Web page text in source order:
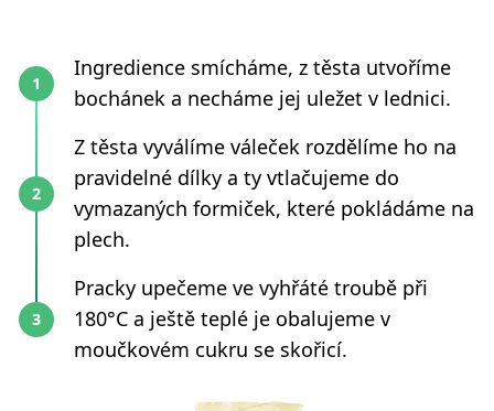
Ingredience smícháme, z těsta utvoříme
bochánek a necháme jej uležet v lednici.
Z těsta vyválíme váleček rozdělíme ho na
pravidelné dílky a ty vtlačujeme do
vymazaných formiček, které pokládáme na
plech.
Pracky upečeme ve vyhřáté troubě při
180°C a ještě teplé je obalujeme v
moučkovém cukru se skořicí.